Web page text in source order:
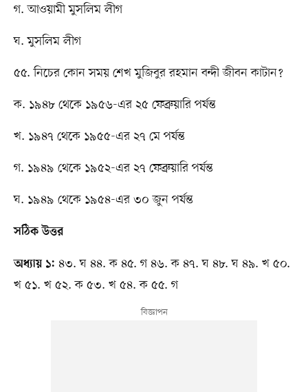
গ. আওয়ামী মুসলিম লীগ
ঘ. মুসলিম লীগ
৫৫. নিচের কোন সময় শেখ মুজিবুর রহমান বন্দী জীবন কাটান?
ক. ১৯৪৮ থেকে ১৯৫৬-এর ২৫ ফেব্রুয়ারি পর্যন্ত
খ. ১৯৪৭ থেকে ১৯৫৫-এর ২৭ মে পর্যন্ত
গ. ১৯৪৯ থেকে ১৯৫২-এর ২৭ ফেব্রুয়ারি পর্যন্ত
ঘ. ১৯৪৯ থেকে ১৯৫৪-এর ৩০ জুন পর্যন্ত
সঠিক উত্তর
অধ্যায় ১: ৪৩. ঘ ৪৪. ক ৪৫. গ ৪৬. ক ৪৭. ঘ ৪৮. ঘ ৪৯. খ ৫০.
খ ৫১. খ ৫২. ক ৫৩. খ ৫৪. ক ৫৫. গ